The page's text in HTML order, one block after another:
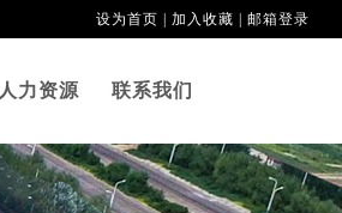
设为首页 加入收藏 邮箱登录
人力资源 联系我们